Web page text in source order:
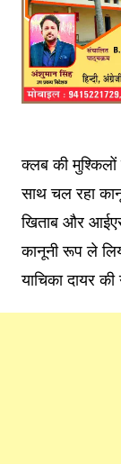
क्लब की मुश्किलों
साथ चल रहा
खिताब और
कानूनी रूप ले
याचिका दायर